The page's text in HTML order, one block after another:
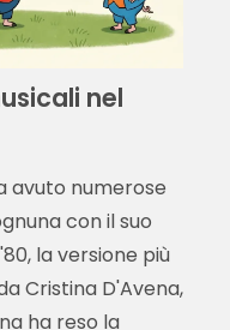
nel
avuto numerose
con il suo
la versione più
Cristina D'Avena,
ha reso la